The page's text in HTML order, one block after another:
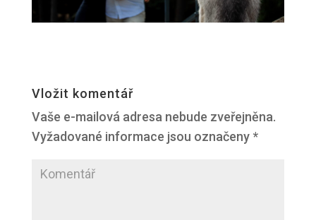
Vložit komentář
Vaše e-mailová adresa nebude zveřejněna.
Vyžadované informace jsou označeny *